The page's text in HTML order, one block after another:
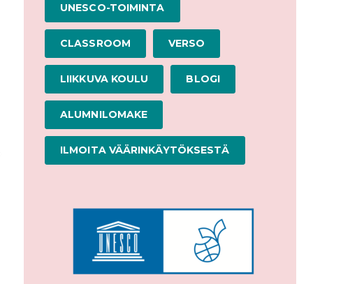
UNESCO-TOIMINTA
CLASSROOM VERSO
LIIKKUVA KOULU BLOGI
ALUMNILOMAKE
ILMOITA VÄÄRINKÄYTÖKSESTÄ